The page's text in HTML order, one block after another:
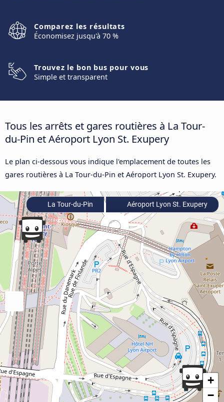
Comparez les résultats
Économisez jusqu'à 70 %
Trouvez le bon bus pour vous
Simple et transparent
Tous les arrêts et gares routières à La Tour-
du-Pin et Aéroport Lyon St. Exupery
Le plan ci-dessous vous indique l'emplacement de toutes les
gares routières à La Tour-du-Pin et Aéroport Lyon St. Exupery.
+
−
La Tour-du-Pin Aéroport Lyon St. Exupery